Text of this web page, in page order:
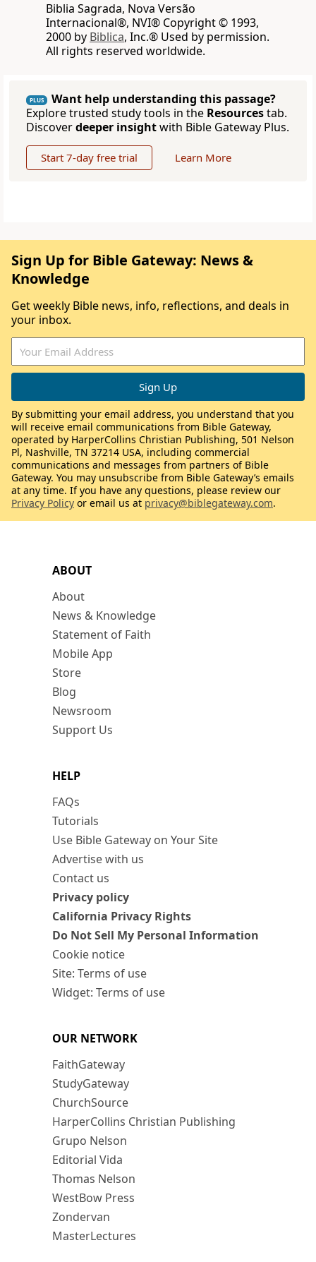
Biblia Sagrada, Nova Versão
Internacional®, NVI® Copyright © 1993,
2000 by Biblica, Inc.® Used by permission.
All rights reserved worldwide.
PLUS
Want help understanding this passage?
Explore trusted study tools in the Resourcestab.
Discoverdeeper insightwith Bible Gateway Plus.
Start 7-day free trial Learn More
ABOUT
About
News & Knowledge
Statement of Faith
Mobile App
Store
Blog
Newsroom
Support Us
HELP
FAQs
Tutorials
Use Bible Gateway on Your Site
Advertise with us
Contact us
Privacy policy
California Privacy Rights
Do Not Sell My Personal Information
Cookie notice
Site: Terms of use
Widget: Terms of use
OUR NETWORK
FaithGateway
StudyGateway
ChurchSource
HarperCollins Christian Publishing
Grupo Nelson
Editorial Vida
Thomas Nelson
WestBow Press
Zondervan
MasterLectures
Sign Up for Bible Gateway: News &
Knowledge
Get weekly Bible news, info, reflections, and deals in
your inbox.
By submitting your email address, you understand that you
will receive email communications from Bible Gateway,
operated by HarperCollins Christian Publishing, 501 Nelson
Pl, Nashville, TN 37214 USA, including commercial
communications and messages from partners of Bible
Gateway. You may unsubscribe from Bible Gateway’s emails
at any time. If you have any questions, please review our
Privacy Policy or email us at privacy@biblegateway.com.